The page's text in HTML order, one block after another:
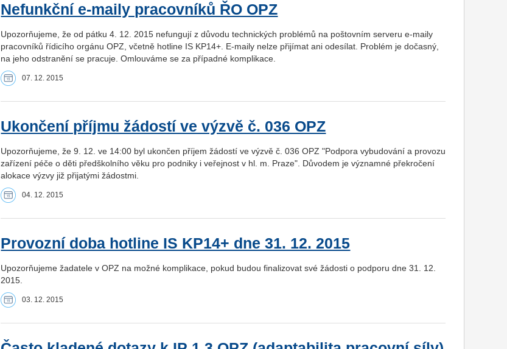
Nefunkční e-maily pracovníků ŘO OPZ
Upozorňujeme, že od pátku 4. 12. 2015 nefungují z důvodu technických problémů na poštovním serveru e-maily
pracovníků řídicího orgánu OPZ, včetně hotline IS KP14+. E-maily nelze přijímat ani odesílat. Problém je dočasný,
na jeho odstranění se pracuje. Omlouváme se za případné komplikace.
07. 12. 2015
Ukončení příjmu žádostí ve výzvě č. 036 OPZ
Upozorňujeme, že 9. 12. ve 14:00 byl ukončen příjem žádostí ve výzvě č. 036 OPZ "Podpora vybudování a provozu
zařízení péče o děti předškolního věku pro podniky i veřejnost v hl. m. Praze". Důvodem je významné překročení
alokace výzvy již přijatými žádostmi.
04. 12. 2015
Provozní doba hotline IS KP14+ dne 31. 12. 2015
Upozorňujeme žadatele v OPZ na možné komplikace, pokud budou finalizovat své žádosti o podporu dne 31. 12.
2015.
03. 12. 2015